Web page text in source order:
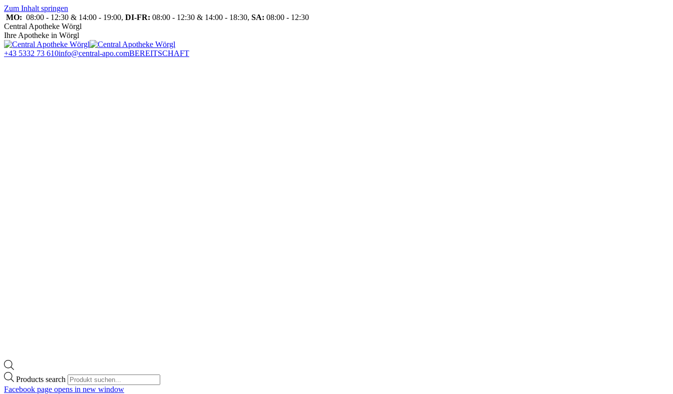
Zum Inhalt springen
MO: 08:00 - 12:30 & 14:00 - 19:00, DI-FR: 08:00 - 12:30 & 14:00 - 18:30, SA: 08:00 - 12:30
Central Apotheke Wörgl
Ihre Apotheke in Wörgl
+43 5332 73 610info@central-apo.comBEREITSCHAFT
Products search
Facebook page opens in new window